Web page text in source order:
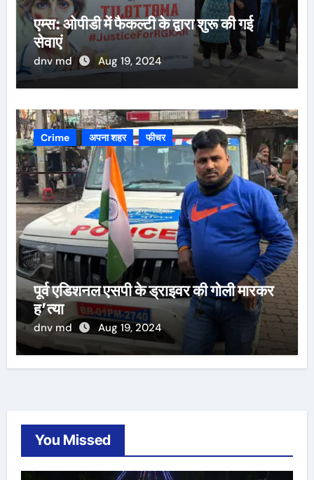
एम्स: ओपीडी में फैकल्टी के द्वारा शुरू की गई
सेवाएं
dnv md Aug 19, 2024
Crime अपना शहर फीचर
पूर्व एडिशनल एसपी के ड्राइवर की गोली मारकर
ह’त्या
dnv md Aug 19, 2024
You Missed